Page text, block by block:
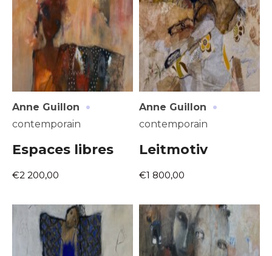
Adresse email*
Statut / Organisation
J'accepte lestermes et conditions
Adresse email*
Prénom
Anne Guillon ·
contemporain
Espaces libres
€2 200,00
Anne Guillon ·
contemporain
Leitmotiv
€1 800,00